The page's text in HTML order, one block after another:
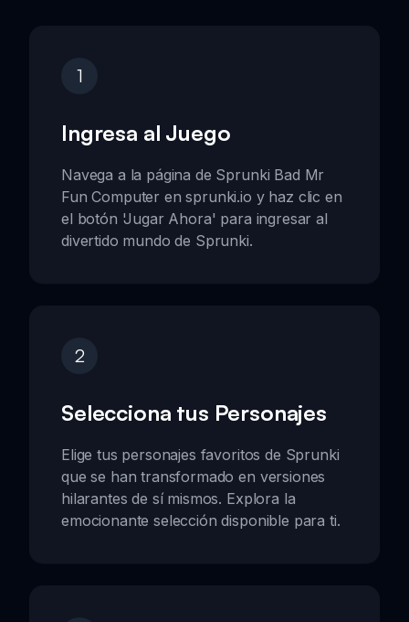
1
Ingresa al Juego
Navega a la página de Sprunki Bad Mr
Fun Computer en sprunki.io y haz clic en
el botón 'Jugar Ahora' para ingresar al
divertido mundo de Sprunki.
2
Selecciona tus Personajes
Elige tus personajes favoritos de Sprunki
que se han transformado en versiones
hilarantes de sí mismos. Explora la
emocionante selección disponible para ti.